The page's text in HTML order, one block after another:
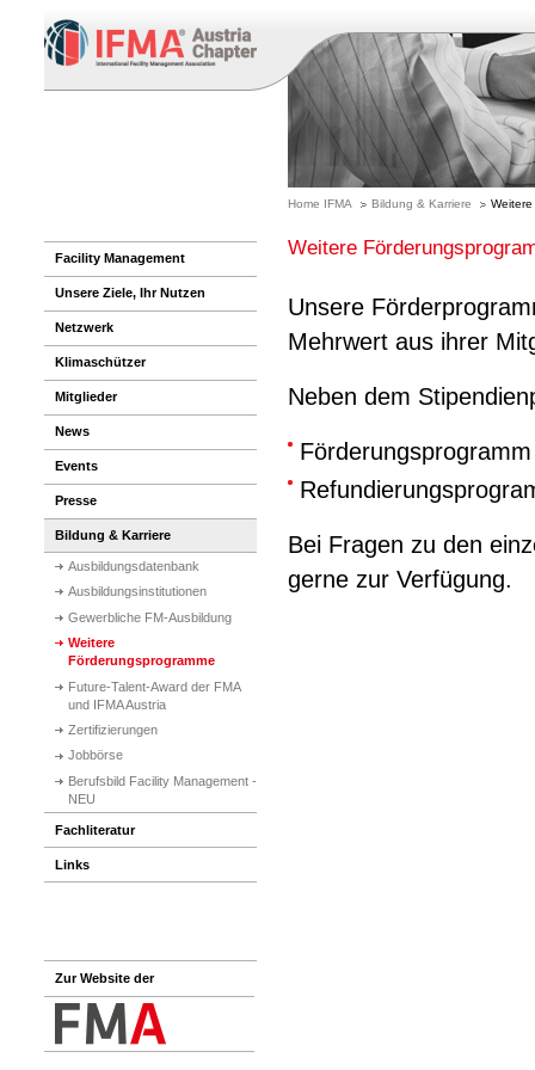
Home IFMA Bildung & Karriere
Facility Management
Unsere Ziele, Ihr Nutzen
Netzwerk
Klimaschützer
Mitglieder
News
Events
Presse
Bildung & Karriere
Ausbildungsdatenbank
Ausbildungsinstitutionen
Gewerbliche FM-Ausbildung
Weitere
Förderungsprogramme
Future-Talent-Award der FMA
und IFMA Austria
Zertifizierungen
Jobbörse
Berufsbild Facility Management -
NEU
Fachliteratur
Links
Zur Website der
Weitere
Unsere
Mehrwert aus ihrer
Neben dem
Bei Fragen zu den
gerne zur Verfügung.